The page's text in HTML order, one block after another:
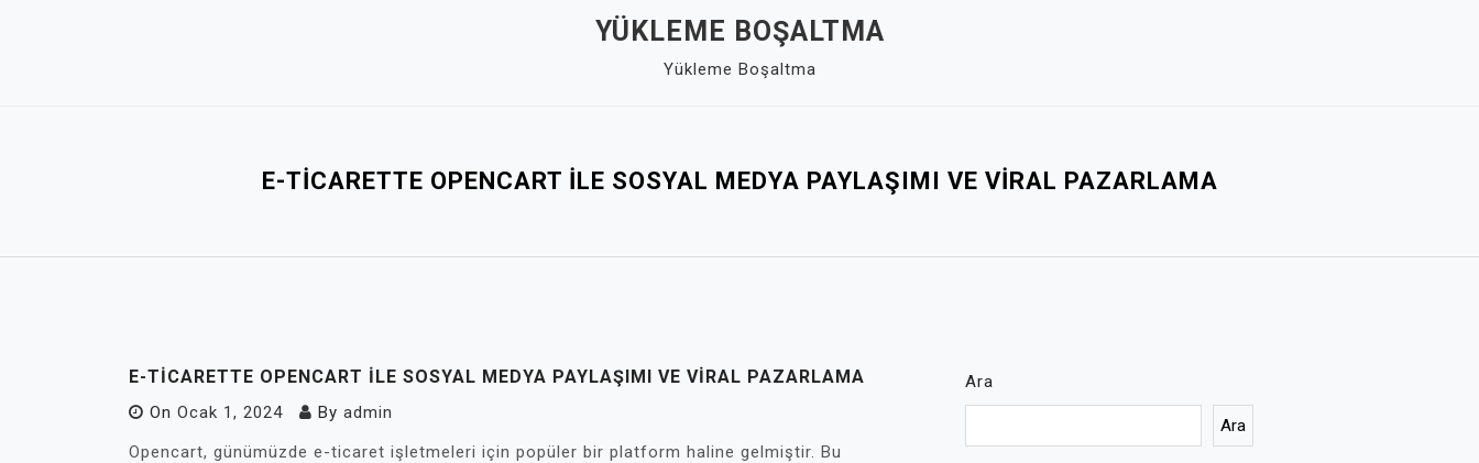
YÜKLEME BOŞALTMA
Yükleme Boşaltma
E-TICARETTE OPENCART İLE SOSYAL MEDYA PAYLAŞIMI VE VIRAL PAZARLAMA
E-TICARETTE OPENCART İLE SOSYAL MEDYA PAYLAŞIMI VE VIRAL PAZARLAMA
On Ocak 1, 2024 By admin
Opencart, günümüzde e-ticaret işletmeleri için popüler bir platform haline gelmiştir. Bu
Ara
Ara